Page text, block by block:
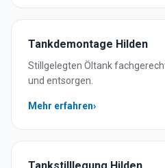
Tankdemontage Hilden
Stillgelegten Öltank
und entsorgen.
Mehr erfahren›